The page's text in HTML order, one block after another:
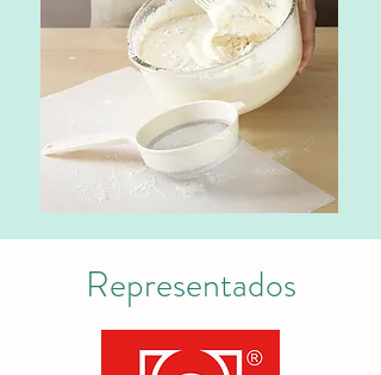
Representados